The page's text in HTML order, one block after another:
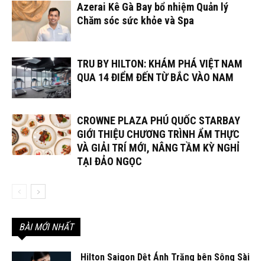
Azerai Kê Gà Bay bổ nhiệm Quản lý
Chăm sóc sức khỏe và Spa
TRU BY HILTON: KHÁM PHÁ VIỆT NAM
QUA 14 ĐIỂM ĐẾN TỪ BẮC VÀO NAM
CROWNE PLAZA PHÚ QUỐC STARBAY
GIỚI THIỆU CHƯƠNG TRÌNH ẨM THỰC
VÀ GIẢI TRÍ MỚI, NÂNG TẦM KỲ NGHỈ
TẠI ĐẢO NGỌC
BÀI MỚI NHẤT
Hilton Saigon Dệt Ánh Trăng bên Sông Sài